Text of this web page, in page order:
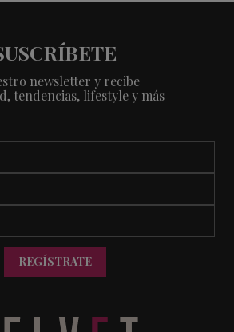
newsletter y recibe
tendencias, lifestyle y más
REGÍSTRATE